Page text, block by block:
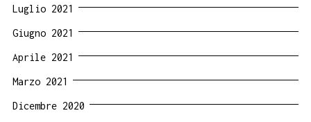
Luglio 2021
Giugno 2021
Aprile 2021
Marzo 2021
Dicembre 2020